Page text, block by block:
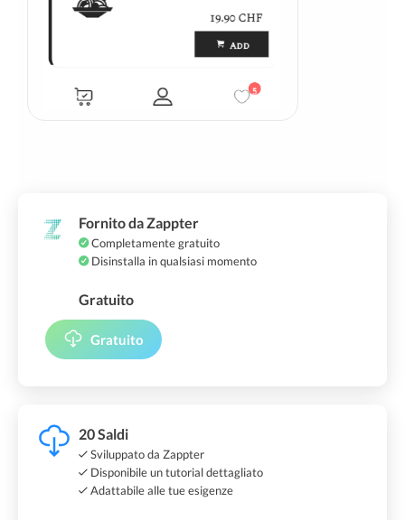
Fornito da Zappter
Completamente gratuito
Disinstalla in qualsiasi momento
Gratuito
Gratuito
20 Saldi
Sviluppato da Zappter
Disponibile un tutorial dettagliato
Adattabile alle tue esigenze